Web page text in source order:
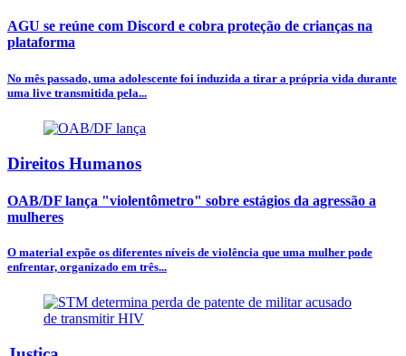
AGU se reúne com Discord e cobra proteção de crianças na
plataforma
No mês passado, uma adolescente foi induzida a tirar a própria vida durante
uma live transmitida pela...
Direitos Humanos
OAB/DF lança "violentômetro" sobre estágios da agressão a
mulheres
O material expõe os diferentes níveis de violência que uma mulher pode
enfrentar, organizado em três...